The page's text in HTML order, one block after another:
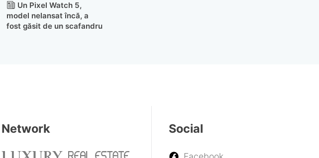
Un Pixel Watch 5,
model nelansat încă, a
fost găsit de un scafandru
Network Social